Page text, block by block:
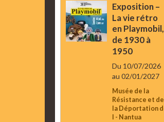
Exposition –
La vie rétro
en Playmobil,
de 1930 à
1950
Du 10/07/2026
au 02/01/2027
Musée de la
Résistance et de
la Déportation
l - Nantua